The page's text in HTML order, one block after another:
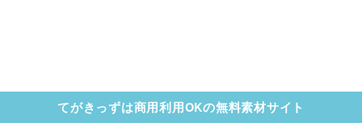
てがきっずは商用利用OKの無料素材サイト